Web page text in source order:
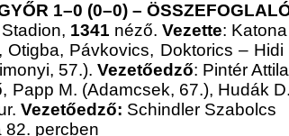
1–0 (0–0) –
1341 néző. Vezette:
Otigba, Pávkovics, Doktorics –
57.). Vezetőedző: Pintér Attila
Papp M. (Adamcsek, 67.), Hudák
Vezetőedző: Schindler Szabolcs
82. percben